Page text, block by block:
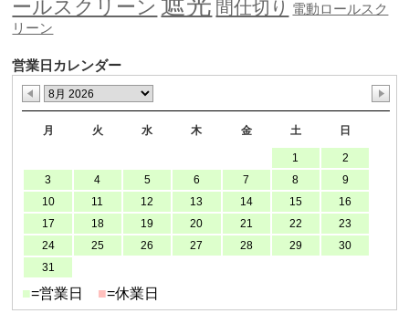
ールスクリーン
間仕切り 電動ロールスク
リーン
営業日カレンダー
月 火 水 木 金 土 日
1
2
3
4 5 6 7 8
9
10
11 12 13 14 15
16
17
18 19 20 21 22
23
24
25 26 27 28 29
30
31
■=営業日 ■=休業日